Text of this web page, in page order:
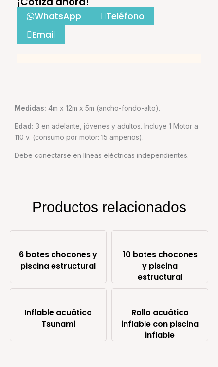
WhatsApp
Teléfono
Email
Medidas: 4m x 12m x 5m (ancho-fondo-alto).
Edad: 3 en adelante, jóvenes y adultos. Incluye 1 Motor a
110 v. (consumo por motor: 15 amperios).
Debe conectarse en líneas eléctricas independientes.
Productos relacionados
6 botes chocones y
piscina estructural
10 botes chocones
y piscina
estructural
Inflable acuático
Tsunami
Rollo acuático
inflable con piscina
inflable